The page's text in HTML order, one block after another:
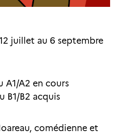
juillet au 6 septembre
A1/A2 en cours
B1/B2 acquis
, comédienne et